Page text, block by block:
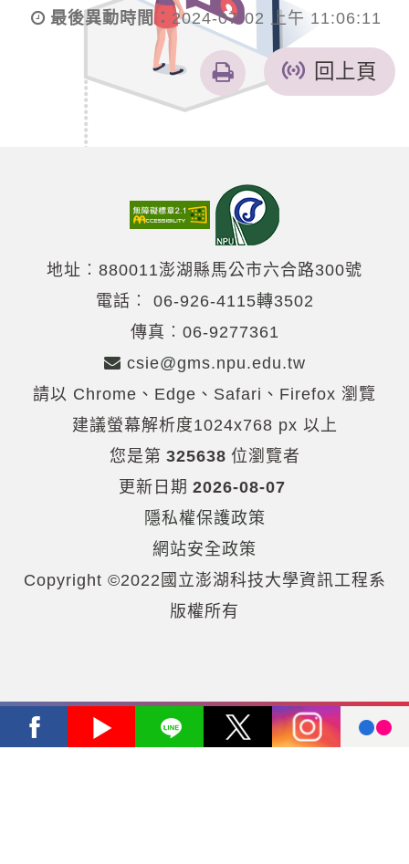
最後異動時間： 2024-07-02 上午 11:06:11
友
善
回上頁
地址︰880011澎湖縣馬公市六合路300號
電話︰ 06-926-4115轉3502
傳真︰06-9277361
csie@gms.npu.edu.tw
請以 Chrome、Edge、Safari、Firefox 瀏覽
建議螢幕解析度1024x768 px 以上
您是第 325638 位瀏覽者
更新日期 2026-08-07
隱私權保護政策
網站安全政策
Copyright ©2022國立澎湖科技大學資訊工程系
版權所有
Facebook Youtube Line X Instagram